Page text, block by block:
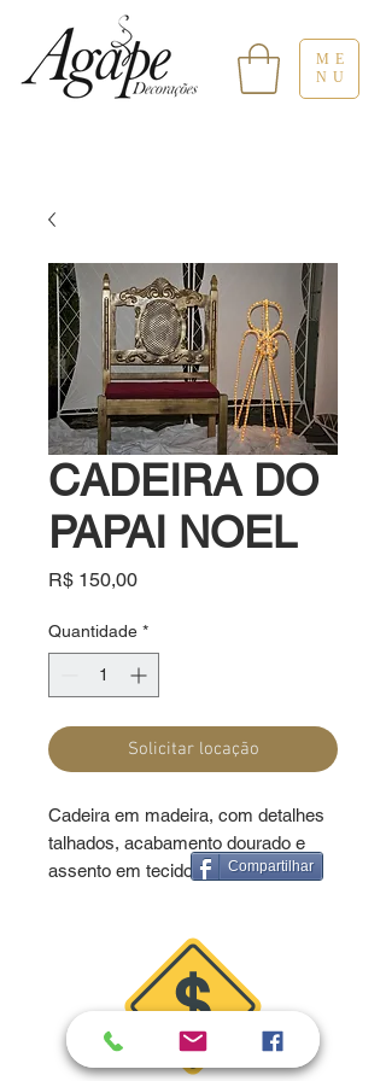
ME
NU
CADEIRA DO
PAPAI NOEL
R$ 150,00Preço
Quantidade *
Solicitar locação
Cadeira em madeira, com detalhes
talhados, acabamento dourado e
assento em tecido vermelho.
Compartilhar